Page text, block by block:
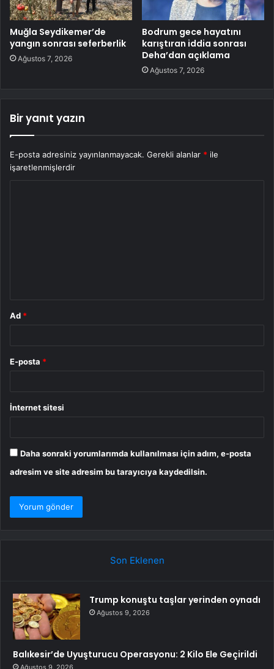
Muğla Seydikemer’de
yangın sonrası seferberlik
Ağustos 7, 2026
Bodrum gece hayatını
karıştıran iddia sonrası
Deha’dan açıklama
Ağustos 7, 2026
Bir yanıt yazın
E-posta adresiniz yayınlanmayacak. Gerekli alanlar * ile
işaretlenmişlerdir
Ad *
E-posta *
İnternet sitesi
Daha sonraki yorumlarımda kullanılması için adım, e-posta
adresim ve site adresim bu tarayıcıya kaydedilsin.
Son Eklenen
Trump konuştu taşlar yerinden oynadı
Ağustos 9, 2026
Balıkesir’de Uyuşturucu Operasyonu: 2 Kilo Ele Geçirildi
Ağustos 9, 2026